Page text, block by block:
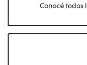
Conocé todos